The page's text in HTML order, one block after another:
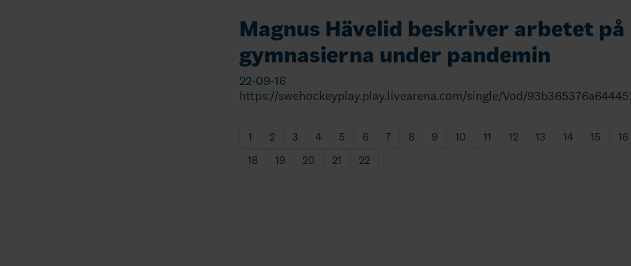
Magnus Hävelid beskriver arbetet på
gymnasierna under pandemin
22-09-16
https://swehockeyplay.play.livearena.com/single/Vod/
1 2 3 4 5 6 7 8 9 10 11 12 13 14 15 16
18
19 20 21 22